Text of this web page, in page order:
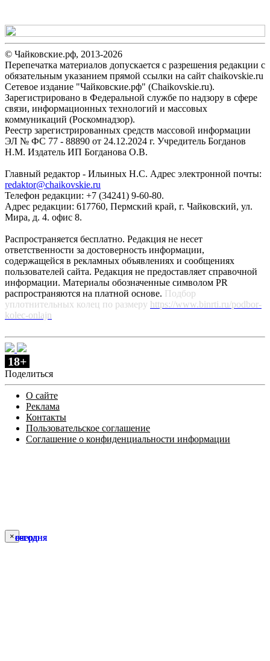
сегодня
сегодня
сегодня
вчера
вчера
© Чайковские.рф, 2013-2026
Перепечатка материалов допускается с разрешения редакции с
обязательным указанием прямой ссылки на сайт chaikovskie.ru
Сетевое издание "Чайковские.рф" (Chaikovskie.ru).
Зарегистрировано в Федеральной службе по надзору в сфере
связи, информационных технологий и массовых
коммуникаций (Роскомнадзор).
Реестр зарегистрированных средств массовой информации
ЭЛ № ФС 77 - 88890 от 24.12.2024 г. Учредитель Богданов
Н.М. Издатель ИП Богданова О.В.
Главный редактор - Ильиных Н.С. Адрес электронной почты:
redaktor@chaikovskie.ru
Телефон редакции: +7 (34241) 9-60-80.
Адрес редакции: 617760, Пермский край, г. Чайковский, ул.
Мира, д. 4. офис 8.
Распространяется бесплатно. Редакция не несет
ответственности за достоверность информации,
содержащейся в рекламных объявлениях и сообщениях
пользователей сайта. Редакция не предоставляет справочной
информации. Материалы обозначенные символом PR
распространяются на платной основе. Подбор
уплотнительных колец по размеру https://www.binrti.ru/podbor-
kolec-onlajn
18+
Поделиться
О сайте
Реклама
Контакты
Пользовательское соглашение
Соглашение о конфиденциальности информации
×